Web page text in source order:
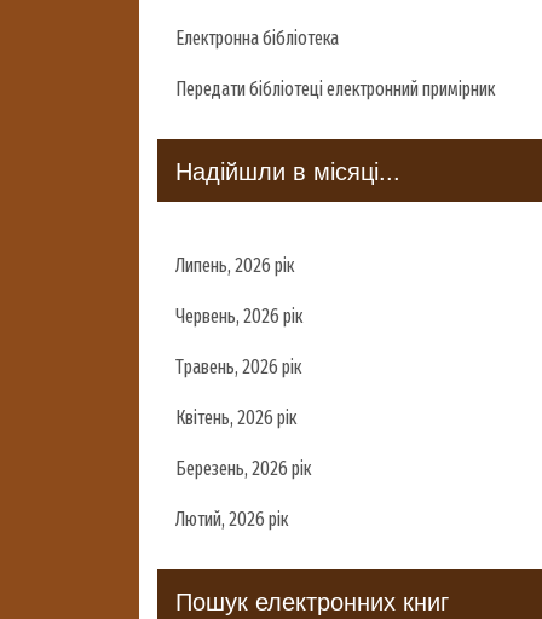
Електронна бібліотека
Передати бібліотеці електронний примірник
Надійшли в місяці...
Липень, 2026 рік
Червень, 2026 рік
Травень, 2026 рік
Квітень, 2026 рік
Березень, 2026 рік
Лютий, 2026 рік
Пошук електронних книг